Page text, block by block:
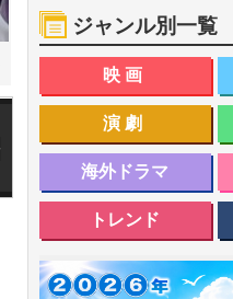
ジャンル別一覧
映画
演劇
海外ドラマ
トレンド